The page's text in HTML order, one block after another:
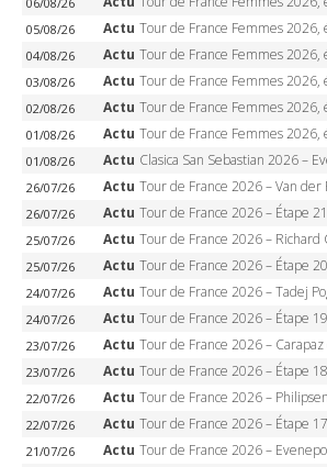
05/08/26 Actu Tour de France Femmes 2026, étape 5 – Demi Vollering gagne à Belleville, Reusser en
04/08/26 Actu Tour de France Femmes 2026, étape 4 – Marlen Reusser écrase le chrono,
03/08/26 Actu Tour de France Femmes 2026, étape 3 – Sigrid Haugset en solitaire, 88 km
02/08/26 Actu Tour de France Femmes 2026, étape 2 – Lorena Wiebes doublé à Genève, Markus
01/08/26 Actu Tour de France Femmes 2026, étape 1 – Lorena Wiebes intouchable à Lausanne,
01/08/26 Actu Clasica San Sebastian 2026 – Evenepoel recordman, 4e victoire,
26/07/26 Actu Tour de France 2026 – Van der Poel monumental à Paris, Pogacar égale le
26/07/26 Actu Tour de France 2026 – Étape 21 : Van der Poel, Pogacar, qui succédera à Wout van Aert
25/07/26 Actu Tour de France 2026 – Richard Carapaz roi des Alpes, doublé et maillot à pois,
25/07/26 Actu Tour de France 2026 – Étape 20 : L’étape reine, Galibier, Sarenne, Alpe d’Huez, qui
24/07/26 Actu Tour de France 2026 – Tadej Pogacar dompte l’Alpe d’Huez, 5e victoire,
24/07/26 Actu Tour de France 2026 – Étape 19 : Pogacar peut-il enfin dompter
23/07/26 Actu Tour de France 2026 – Carapaz en solitaire à Orcières-Merlette, Paret-Peintre à un
23/07/26 Actu Tour de France 2026 – Étape 18 : Qui domptera Orcières-Merlette, première marche
22/07/26 Actu Tour de France 2026 – Philipsen débloque son compteur à Voiron, Pedersen en
22/07/26 Actu Tour de France 2026 – Étape 17 : Pedersen peut-il verrouiller le
21/07/26 Actu Tour de France 2026 – Evenepoel écrase le chrono d’Évian, Seixas 4e,